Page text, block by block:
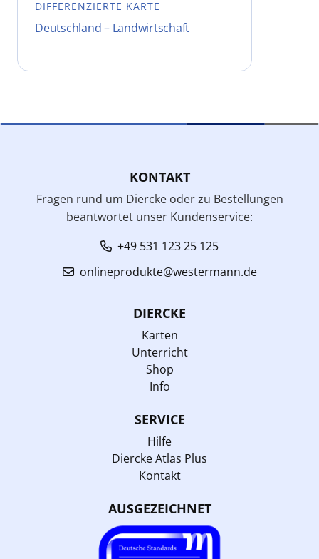
DIFFERENZIERTE KARTE
Deutschland – Landwirtschaft
KONTAKT
Fragen rund um Diercke oder zu Bestellungen
beantwortet unser Kundenservice:
+49 531 123 25 125
onlineprodukte@westermann.de
DIERCKE
Karten
Unterricht
Shop
Info
SERVICE
Hilfe
Diercke Atlas Plus
Kontakt
AUSGEZEICHNET